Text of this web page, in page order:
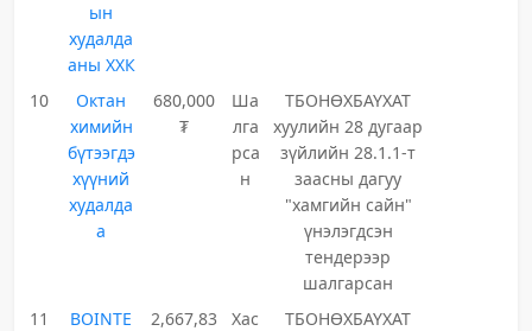
ын
худалда
аны ХХК
10
Октан
химийн
бүтээгдэ
хүүний
худалда
а
680,000
₮
Ша
лга
рса
н
ТБОНӨХБАҮХАТ
хуулийн 28 дугаар
зүйлийн 28.1.1-т
заасны дагуу
"хамгийн сайн"
үнэлэгдсэн
тендерээр
шалгарсан
11
BOINTE
2,667,83
Хас
ТБОНӨХБАҮХАТ